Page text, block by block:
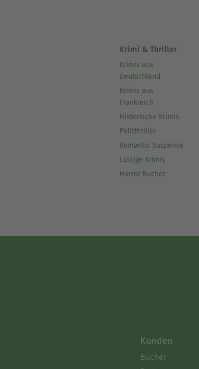
Krimi & Thriller
Krimis aus
Deutschland
Krimis aus
Frankreich
Historische Krimis
Politthriller
Romantic Suspense
Lustige Krimis
Horror Bücher
Kunden
Bücher